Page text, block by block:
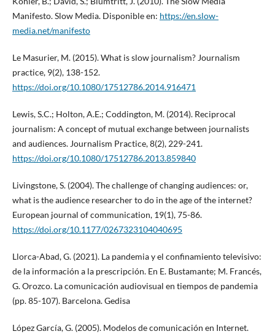
Manifesto. Slow Media. Disponible en: https://en.slow-
media.net/manifesto
Le Masurier, M. (2015). What is slow journalism? Journalism
practice, 9(2), 138-152.
https://doi.org/10.1080/17512786.2014.916471
Lewis, S.C.; Holton, A.E.; Coddington, M. (2014). Reciprocal
journalism: A concept of mutual exchange between journalists
and audiences. Journalism Practice, 8(2), 229-241.
https://doi.org/10.1080/17512786.2013.859840
Livingstone, S. (2004). The challenge of changing audiences: or,
what is the audience researcher to do in the age of the internet?
European journal of communication, 19(1), 75-86.
https://doi.org/10.1177/0267323104040695
Llorca-Abad, G. (2021). La pandemia y el confinamiento televisivo:
de la información a la prescripción. En E. Bustamante; M. Francés,
G. Orozco. La comunicación audiovisual en tiempos de pandemia
(pp. 85-107). Barcelona. Gedisa
López García, G. (2005). Modelos de comunicación en Internet.